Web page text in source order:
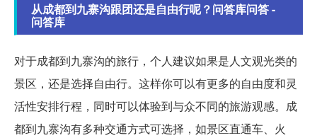
从成都到九寨沟跟团还是自由行呢？问答库问答 -
问答库
对于成都到九寨沟的旅行，个人建议如果是人文观光类的
景区，还是选择自由行。这样你可以有更多的自由度和灵
活性安排行程，同时可以体验到与众不同的旅游观感。成
都到九寨沟有多种交通方式可选择，如景区直通车、火